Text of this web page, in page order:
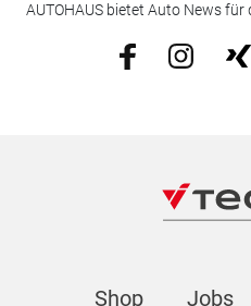
AUTOHAUS bietet Auto News für
Shop Jobs